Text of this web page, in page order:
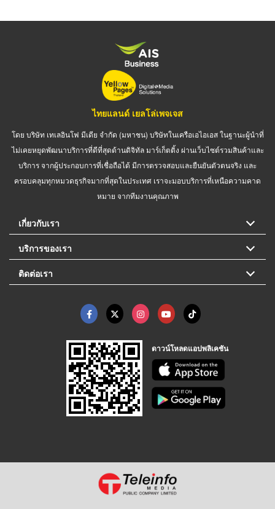
ไทยแลนด์ เยลโล่เพจเจส
โดย บริษัท เทเลอินโฟ มีเดีย จำกัด (มหาชน) บริษัทในเครือเอไอเอส ในฐานะผู้นำที่
ไม่เคยหยุดพัฒนาบริการที่ดีที่สุดด้านดิจิทัล มาร์เก็ตติ้ง ผ่านเว็บไซต์รวมสินค้าและ
บริการ จากผู้ประกอบการที่เชื่อถือได้ มีการตรวจสอบและยืนยันตัวตนจริง และ
ครอบคลุมทุกหมวดธุรกิจมากที่สุดในประเทศ เราจะมอบบริการที่เหนือความคาด
หมาย จากทีมงานคุณภาพ
เกี่ยวกับเรา
บริการของเรา
ติดต่อเรา
ดาวน์โหลดแอปพลิเคชัน